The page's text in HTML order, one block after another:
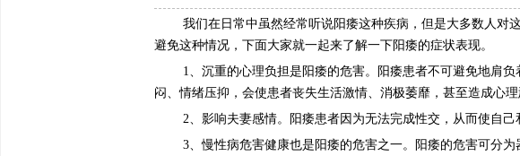
我们在日常中虽然经常听说阳痿这种疾病，但是大多数人对
避免这种情况，下面大家就一起来了解一下阳痿的症状表现。
1、沉重的心理负担是阳痿的危害。阳痿患者不可避免地肩
闷、情绪压抑，会使患者丧失生活激情、消极萎靡，甚至造成心理
2、影响夫妻感情。阳痿患者因为无法完成性交，从而使自
3、慢性病危害健康也是阳痿的危害之一。阳痿的危害可分